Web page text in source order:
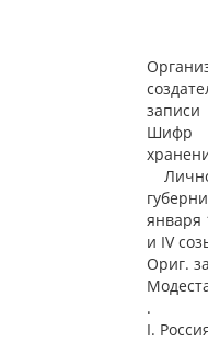
записи
Шифр
января
и IV
Ориг.
.
I.